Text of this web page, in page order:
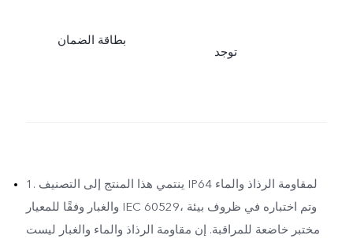
بطاقة الضمان
توجد
1. ينتمي هذا المنتج إلى التصنيف IP64 لمقاومة الرذاذ والماء
والغبار وفقًا للمعيار IEC 60529، وتم اختباره في ظروف بيئة
مختبر خاضعة للمراقبة. إن مقاومة الرذاذ والماء والغبار ليست